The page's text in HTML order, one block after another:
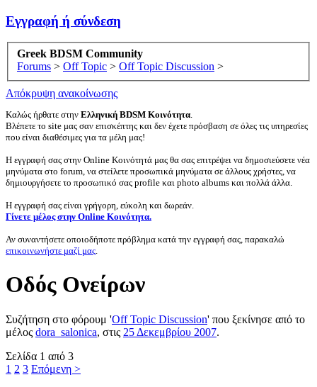
Εγγραφή ή σύνδεση
Greek BDSM Community
Forums > Off Topic > Off Topic Discussion >
Απόκρυψη ανακοίνωσης
Καλώς ήρθατε στην Ελληνική BDSM Κοινότητα.
Βλέπετε το site μας σαν επισκέπτης και δεν έχετε πρόσβαση σε όλες τις υπηρεσίες
που είναι διαθέσιμες για τα μέλη μας!
Η εγγραφή σας στην Online Κοινότητά μας θα σας επιτρέψει να δημοσιεύσετε νέα
μηνύματα στο forum, να στείλετε προσωπικά μηνύματα σε άλλους χρήστες, να
δημιουργήσετε το προσωπικό σας profile και photo albums και πολλά άλλα.
Η εγγραφή σας είναι γρήγορη, εύκολη και δωρεάν.
Γίνετε μέλος στην Online Κοινότητα.
Αν συναντήσετε οποιοδήποτε πρόβλημα κατά την εγγραφή σας, παρακαλώ
επικοινωνήστε μαζί μας.
Οδός Ονείρων
Συζήτηση στο φόρουμ 'Off Topic Discussion' που ξεκίνησε από το
μέλος dora_salonica, στις 25 Δεκεμβρίου 2007.
Σελίδα 1 από 3
1 2 3 Επόμενη >